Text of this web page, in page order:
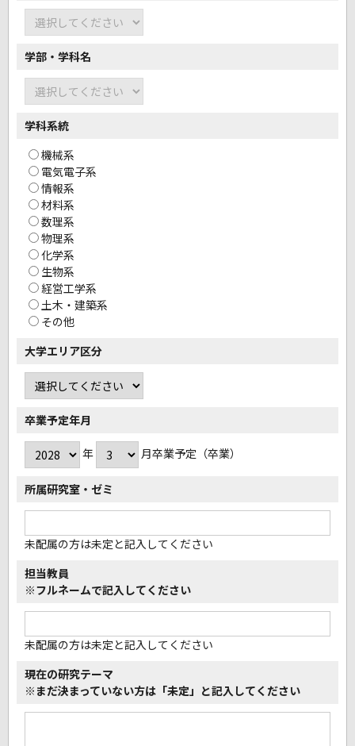
学部・学科名
学科系統
機械系
電気電子系
情報系
材料系
数理系
物理系
化学系
生物系
経営工学系
土木・建築系
その他
大学エリア区分
卒業予定年月
年 月卒業予定（卒業）
所属研究室・ゼミ
未配属の方は未定と記入してください
担当教員
※フルネームで記入してください
未配属の方は未定と記入してください
現在の研究テーマ
※まだ決まっていない方は 「未定」と記入してください